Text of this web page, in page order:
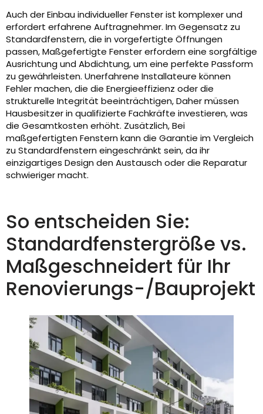
Auch der Einbau individueller Fenster ist komplexer und
erfordert erfahrene Auftragnehmer. Im Gegensatz zu
Standardfenstern, die in vorgefertigte Öffnungen
passen, Maßgefertigte Fenster erfordern eine sorgfältige
Ausrichtung und Abdichtung, um eine perfekte Passform
zu gewährleisten. Unerfahrene Installateure können
Fehler machen, die die Energieeffizienz oder die
strukturelle Integrität beeinträchtigen, Daher müssen
Hausbesitzer in qualifizierte Fachkräfte investieren, was
die Gesamtkosten erhöht. Zusätzlich, Bei
maßgefertigten Fenstern kann die Garantie im Vergleich
zu Standardfenstern eingeschränkt sein, da ihr
einzigartiges Design den Austausch oder die Reparatur
schwieriger macht.
So entscheiden Sie:
Standardfenstergröße vs.
Maßgeschneidert für Ihr
Renovierungs-/Bauprojekt